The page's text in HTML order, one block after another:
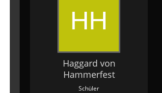
Haggard von
Hammerfest
Schüler